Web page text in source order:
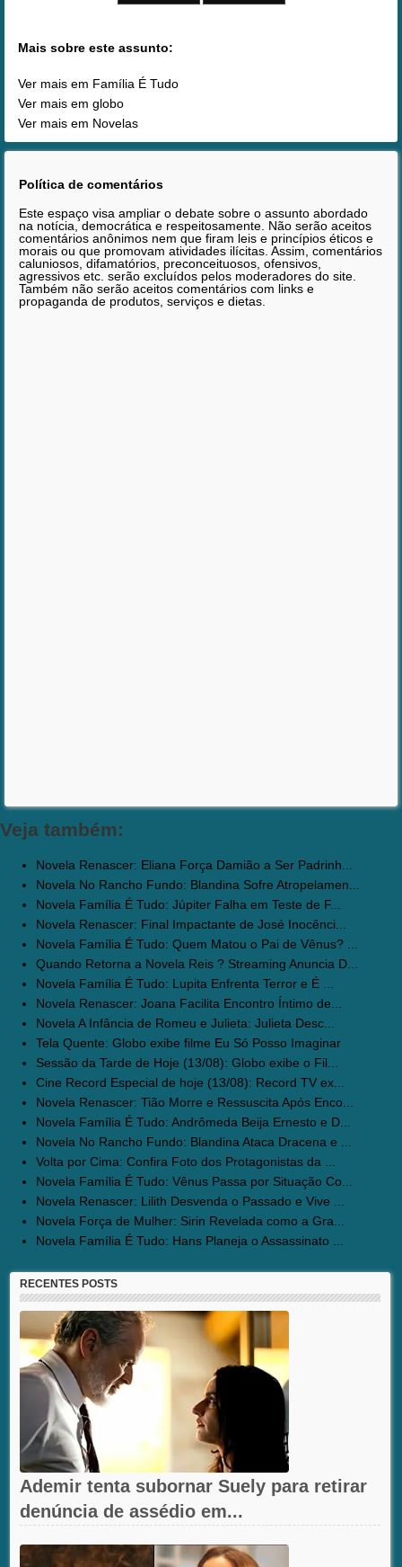
Mais sobre este assunto:
Ver mais em Família É Tudo
Ver mais em globo
Ver mais em Novelas
Política de comentários
Este espaço visa ampliar o debate sobre o assunto abordado
na notícia, democrática e respeitosamente. Não serão aceitos
comentários anônimos nem que firam leis e princípios éticos e
morais ou que promovam atividades ilícitas. Assim, comentários
caluniosos, difamatórios, preconceituosos, ofensivos,
agressivos etc. serão excluídos pelos moderadores do site.
Também não serão aceitos comentários com links e
propaganda de produtos, serviços e dietas.
Veja também:
Novela Renascer: Eliana Força Damião a Ser Padrinh...
Novela No Rancho Fundo: Blandina Sofre Atropelamen...
Novela Família É Tudo: Júpiter Falha em Teste de F...
Novela Renascer: Final Impactante de José Inocênci...
Novela Família É Tudo: Quem Matou o Pai de Vênus? ...
Quando Retorna a Novela Reis ? Streaming Anuncia D...
Novela Família É Tudo: Lupita Enfrenta Terror e É ...
Novela Renascer: Joana Facilita Encontro Íntimo de...
Novela A Infância de Romeu e Julieta: Julieta Desc...
Tela Quente: Globo exibe filme Eu Só Posso Imaginar
Sessão da Tarde de Hoje (13/08): Globo exibe o Fil...
Cine Record Especial de hoje (13/08): Record TV ex...
Novela Renascer: Tião Morre e Ressuscita Após Enco...
Novela Família É Tudo: Andrômeda Beija Ernesto e D...
Novela No Rancho Fundo: Blandina Ataca Dracena e ...
Volta por Cima: Confira Foto dos Protagonistas da ...
Novela Família É Tudo: Vênus Passa por Situação Co...
Novela Renascer: Lilith Desvenda o Passado e Vive ...
Novela Força de Mulher: Sirin Revelada como a Gra...
Novela Família É Tudo: Hans Planeja o Assassinato ...
RECENTES POSTS
Ademir tenta subornar Suely para retirar
denúncia de assédio em...